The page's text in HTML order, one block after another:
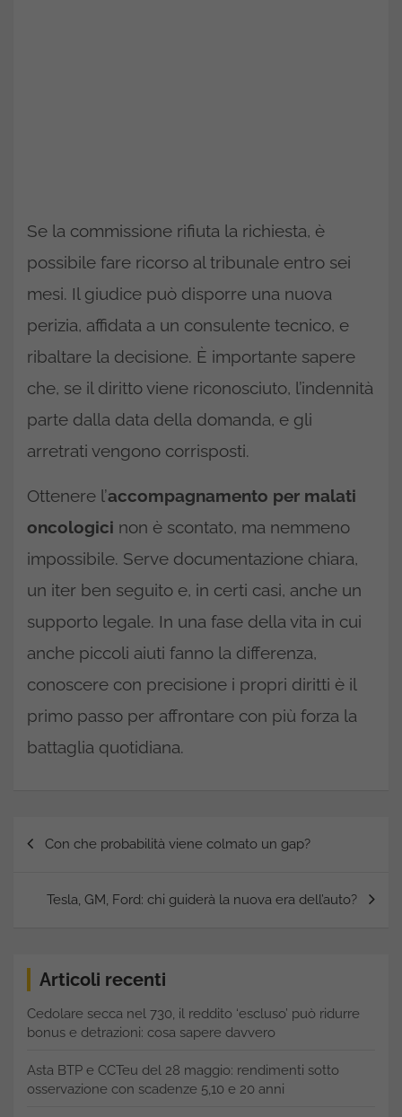
Se la commissione rifiuta la richiesta, è
possibile fare ricorso al tribunale entro sei
mesi. Il giudice può disporre una nuova
perizia, affidata a un consulente tecnico, e
ribaltare la decisione. È importante sapere
che, se il diritto viene riconosciuto, l’indennità
parte dalla data della domanda, e gli
arretrati vengono corrisposti.
Ottenere l’accompagnamento per malati
oncologici non è scontato, ma nemmeno
impossibile. Serve documentazione chiara,
un iter ben seguito e, in certi casi, anche un
supporto legale. In una fase della vita in cui
anche piccoli aiuti fanno la differenza,
conoscere con precisione i propri diritti è il
primo passo per affrontare con più forza la
battaglia quotidiana.
Con che probabilità viene colmato un gap?
Tesla, GM, Ford: chi guiderà la nuova era dell’auto?
Articoli recenti
Cedolare secca nel 730, il reddito ‘escluso’ può ridurre
bonus e detrazioni: cosa sapere davvero
Asta BTP e CCTeu del 28 maggio: rendimenti sotto
osservazione con scadenze 5,10 e 20 anni